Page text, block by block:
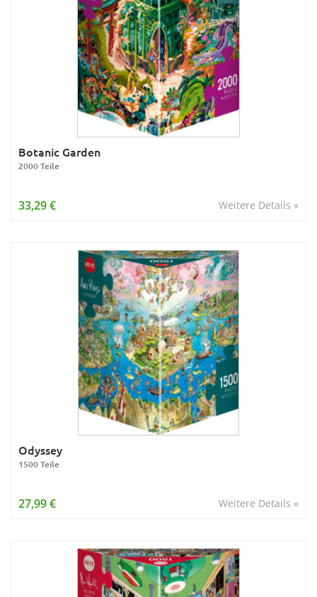
Botanic Garden
2000 Teile
Weitere Details »
33,29 €
Odyssey
1500 Teile
Weitere Details »
27,99 €